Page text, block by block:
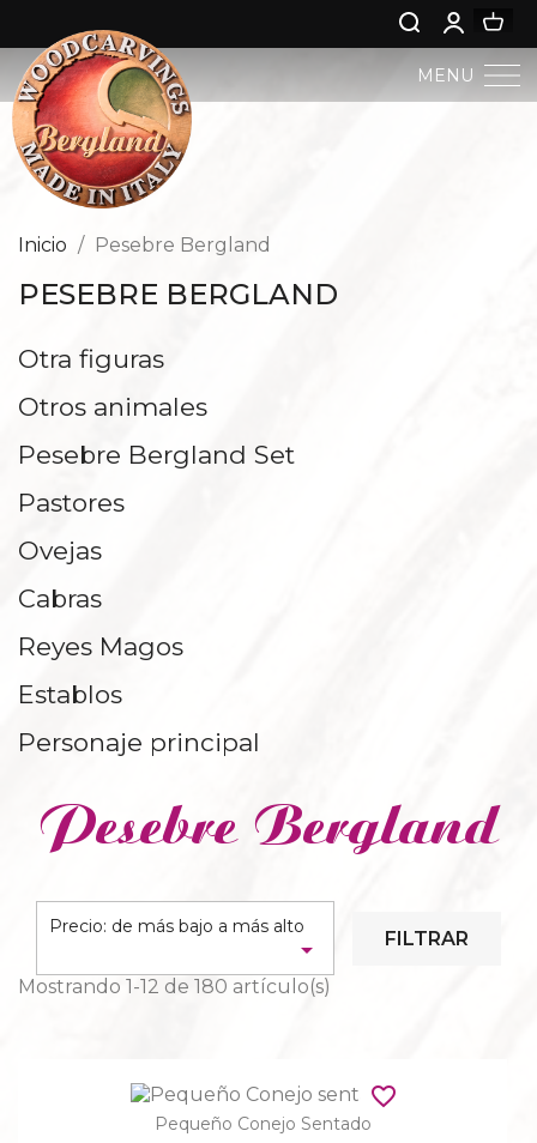
MENU
PESEBRE BERGLAND
ARTE PROFANA
Inicio Pesebre Bergland
PESEBRE BERGLAND
Otra figuras
Otros animales
Pesebre Bergland Set
Pastores
Ovejas
Cabras
Reyes Magos
Establos
Personaje principal
Pesebre Bergland
Precio: de más bajo a más alto
 FILTRAR
Mostrando 1-12 de 180 artículo(s)
Pequeño Conejo Sentado
favorite_border